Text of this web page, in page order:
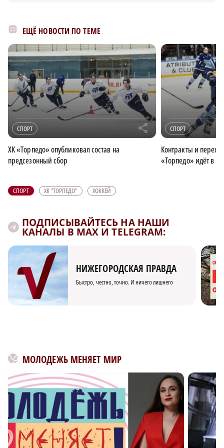
ЕЩЁ НОВОСТИ ПО ТЕМЕ
СПОРТ r
ХК «Торпедо» опубликовал состав на
предсезонный сбор
СПОРТ
Контракты и
«Торпедо» идёт в
СПОРТ ХК "ТОРПЕДО" ХОККЕЙ
ПОДПИСЫВАЙТЕСЬ НА НАШИ
КАНАЛЫ В MAX И TELEGRAM:
НИЖЕГОРОДСКАЯ ПРАВДА
Быстро, честно, точно. И ничего лишнего
МОЛОДЕЖЬ МЕНЯЕТ МИР